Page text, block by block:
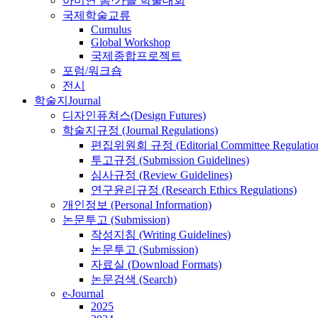
국제학술교류
Cumulus
Global Workshop
국제종합프로젝트
포럼/워크숍
전시
학술지 Journal
디자인퓨쳐스(Design Futures)
학술지규정 (Journal Regulations)
편집위원회 규정 (Editorial Committee
투고규정 (Submission Guidelines)
심사규정 (Review Guidelines)
연구윤리규정 (Research Ethics Regulations)
개인정보 (Personal Information)
논문투고 (Submission)
작성지침 (Writing Guidelines)
논문투고 (Submission)
자료실 (Download Formats)
논문검색 (Search)
e-Journal
2025